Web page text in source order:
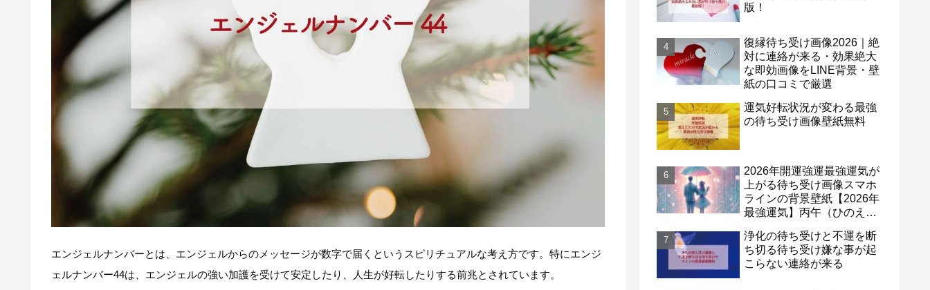
エンジェルナンバーとは、エンジェルからのメッセージが数字で届くというスピリチュアルな考え方です。特にエンジ
ェルナンバー44は、エンジェルの強い加護を受けて安定したり、人生が好転したりする前兆とされています。
版！
復縁待ち受け画像2026｜絶
対に連絡が来る・効果絶大
な即効画像をLINE背景・壁
紙の口コミで厳選
運気好転状況が変わる最強
の待ち受け画像壁紙無料
2026年開運強運最強運気が
上がる待ち受け画像スマホ
ラインの背景壁紙【2026年
最強運気】丙午（ひのえう
浄化の待ち受けと不運を断
ち切る待ち受け嫌な事が起
こらない連絡が来る